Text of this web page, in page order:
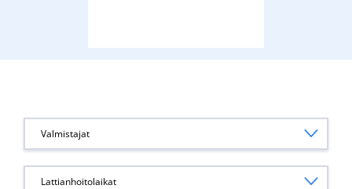
Valmistajat
Lattianhoitolaikat